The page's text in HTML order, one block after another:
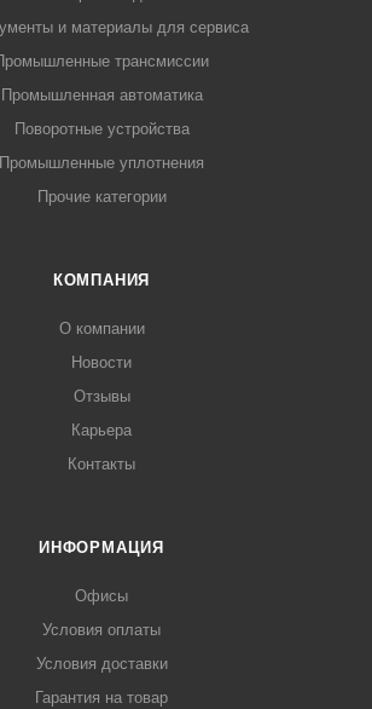
и материалы для сервиса
трансмиссии
Промышленная автоматика
Поворотные устройства
Промышленные уплотнения
Прочие категории
КОМПАНИЯ
О компании
Новости
Отзывы
Карьера
Контакты
ИНФОРМАЦИЯ
Офисы
Условия оплаты
Условия доставки
Гарантия на товар